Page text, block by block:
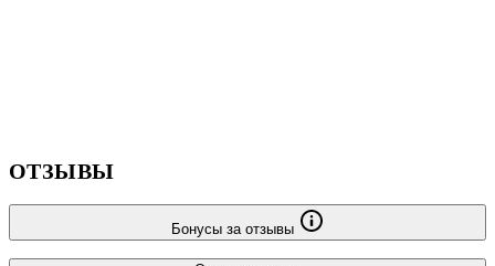
ОТЗЫВЫ
Бонусы за отзывы